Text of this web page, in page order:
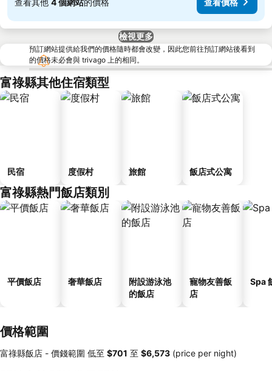
檢視更多
預訂網站提供給我們的價格隨時都會改變，因此您前往預訂網站後看到
的價格未必會與 trivago 上的相同。
富祿縣其他住宿類型
民宿 度假村 旅館 飯店式公寓
富祿縣熱門飯店類別
平價飯店 奢華飯店
附設游泳池
的飯店
寵物友善飯
店
Spa
價格範圍
富祿縣飯店 - 價錢範圍 低至 ‎$701 至 ‎$6,573 (price per night)